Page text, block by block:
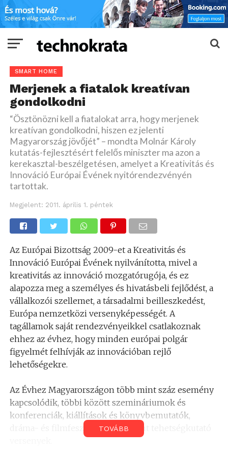
SMART HOME
Merjenek a fiatalok kreatívan
gondolkodni
“Ösztönözni kell a fiatalokat arra, hogy merjenek
kreatívan gondolkodni, hiszen ez jelenti
Magyarország jövőjét” – mondta Molnár Károly
kutatás-fejlesztésért felelős miniszter ma azon a
kerekasztal-beszélgetésen, amelyet a Kreativitás és
Innováció Európai Évének nyitórendezvényén
tartottak.
Megjelent: 2011. április 1. péntek
Az Európai Bizottság 2009-et a Kreativitás és
Innováció Európai Évének nyilvánította, mivel a
kreativitás az innováció mozgatórugója, és ez
alapozza meg a személyes és hivatásbeli fejlődést, a
vállalkozói szellemet, a társadalmi beilleszkedést,
Európa nemzetközi versenyképességét. A
tagállamok saját rendezvényeikkel csatlakoznak
ehhez az évhez, hogy minden európai polgár
figyelmét felhívják az innovációban rejlő
lehetőségekre.
Az Évhez Magyarországon több mint száz esemény
kapcsolódik, többi között szemináriumok és
konferenciák, kiállítások és könyvbemutatók,
dráma- és filmfesztiválok, valamint tehetségkutató
TOVÁBB